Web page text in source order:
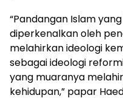
“Pandangan Islam
diperkenalkan oleh
melahirkan ideologi
sebagai ideologi
yang muaranya
kehidupan,” papar